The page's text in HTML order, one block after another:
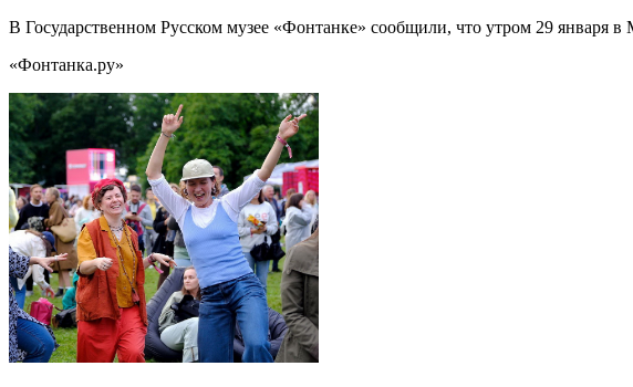
В Государственном Русском музее «Фонтанке» сообщили, что утром 29 января
«Фонтанка.ру»